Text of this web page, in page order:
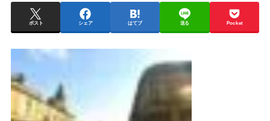
ポスト シェア はてブ 送る Pocket